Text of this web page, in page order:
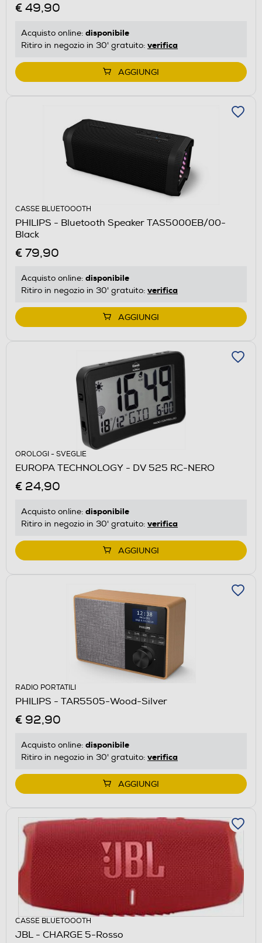
€ 49,90
Acquisto online: disponibile
Ritiro in negozio in 30' gratuito: verifica
AGGIUNGI
CASSE BLUETOOOTH
PHILIPS - Bluetooth Speaker TAS5000EB/00-
Black
€ 79,90
Acquisto online: disponibile
Ritiro in negozio in 30' gratuito: verifica
AGGIUNGI
OROLOGI - SVEGLIE
EUROPA TECHNOLOGY - DV 525 RC-NERO
€ 24,90
Acquisto online: disponibile
Ritiro in negozio in 30' gratuito: verifica
AGGIUNGI
RADIO PORTATILI
PHILIPS - TAR5505-Wood-Silver
€ 92,90
Acquisto online: disponibile
Ritiro in negozio in 30' gratuito: verifica
AGGIUNGI
CASSE BLUETOOOTH
JBL - CHARGE 5-Rosso